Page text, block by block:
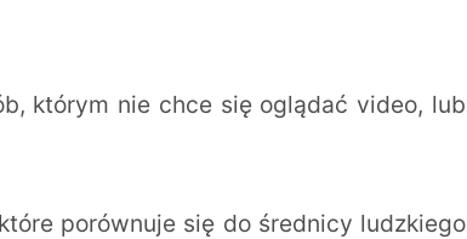
którym nie chce się oglądać video, lub
porównuje się do średnicy ludzkiego